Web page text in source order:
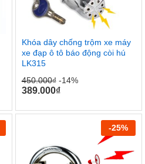
Khóa dây chống trộm xe máy
xe đạp ô tô báo động còi hú
LK315
450.000₫-14%
389.000₫
-25%